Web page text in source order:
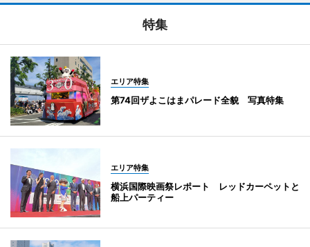
特集
エリア特集
第74回ザよこはまパレード全貌 写真特集
エリア特集
横浜国際映画祭レポート レッドカーペットと
船上パーティー